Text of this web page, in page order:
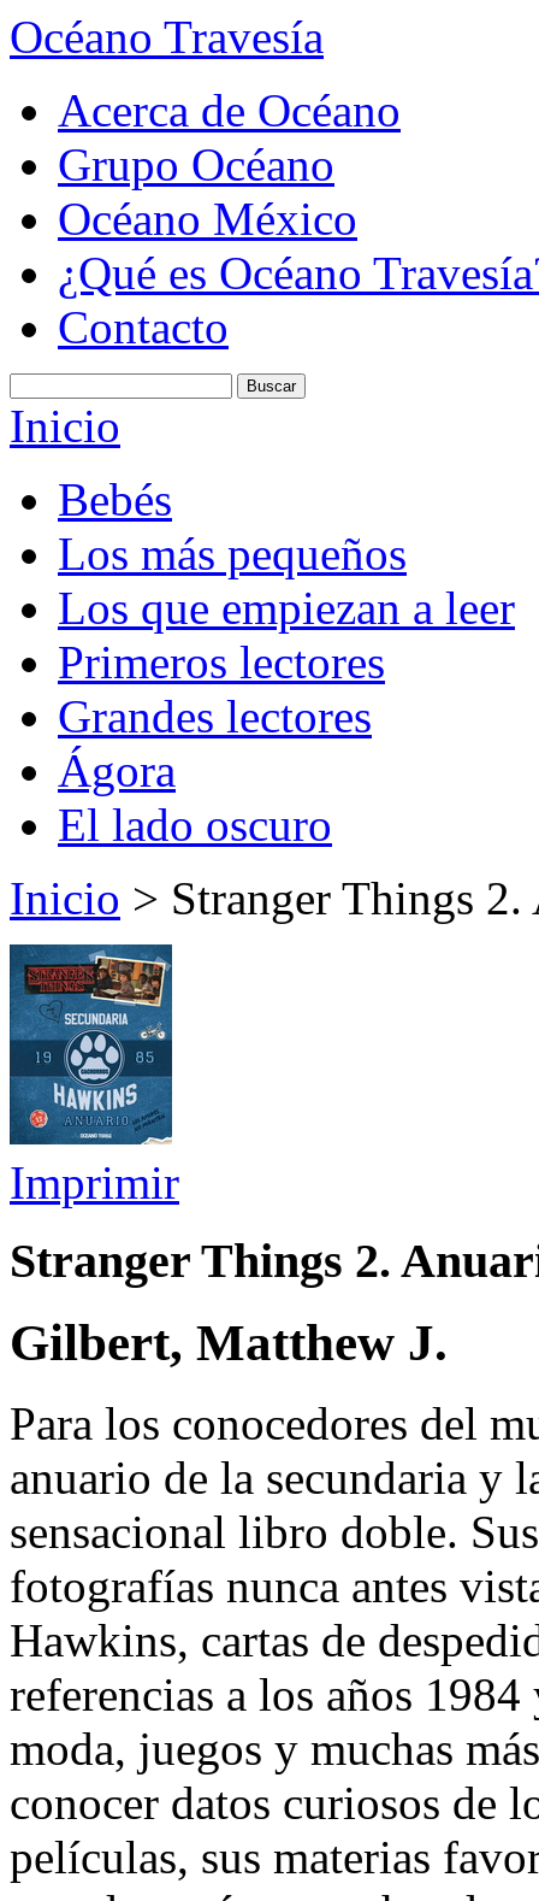
Océano Travesía
Acerca de Océano
Grupo Océano
Océano México
¿Qué es Océano
Contacto
Inicio
Bebés
Los más pequeños
Los que empiezan a leer
Primeros lectores
Grandes lectores
Ágora
El lado oscuro
Inicio > Stranger Things
Imprimir
Stranger Things 2.
Gilbert, Matthew J.
Para los conocedores del
anuario de la secundaria y
sensacional libro doble.
fotografías nunca antes
Hawkins, cartas de
referencias a los años
moda, juegos y muchas
conocer datos curiosos de
películas, sus materias